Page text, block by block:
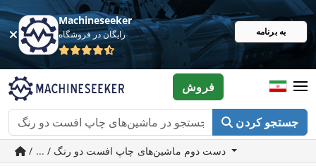
Machineseeker
رایگان در فروشگاه به برنامه
جستجو کردن
فروش
/ ... / دست دوم ماشین‌های چاپ افست دو رنگ